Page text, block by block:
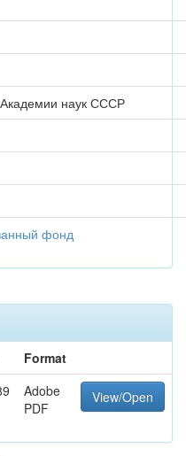
наук СССР
фонд
Format
Adobe
PDF
View/Open